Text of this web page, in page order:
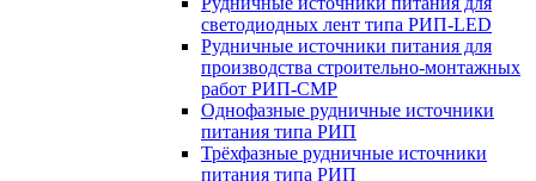
светодиодных лент типа РИП-LED
Рудничные источники питания для
производства строительно-монтажных
работ РИП-СМР
Однофазные рудничные источники
питания типа РИП
Трёхфазные рудничные источники
питания типа РИП